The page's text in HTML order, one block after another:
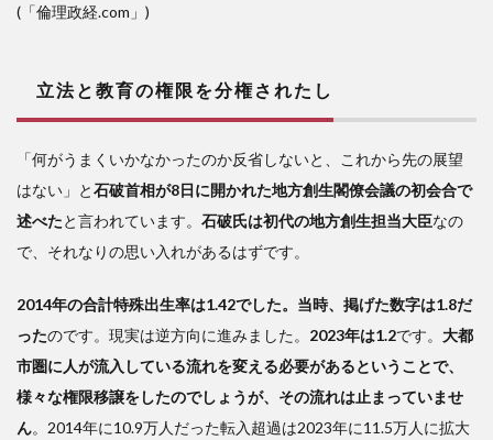
(「倫理政経.com」)
立法と教育の権限を分権されたし
「何がうまくいかなかったのか反省しないと、これから先の展望
はない」と石破首相が8日に開かれた地方創生閣僚会議の初会合で
述べたと言われています。 石破氏は初代の地方創生担当大臣なの
で、それなりの思い入れがあるはずです。
2014年の合計特殊出生率は1.42でした。当時、掲げた数字は1.8だ
ったのです。現実は逆方向に進みました。 2023年は1.2です。 大都
市圏に人が流入している流れを変える必要があるということで、
様々な権限移譲をしたのでしょうが、その流れは止まっていませ
ん。2014年に10.9万人だった転入超過は2023年に11.5万人に拡大